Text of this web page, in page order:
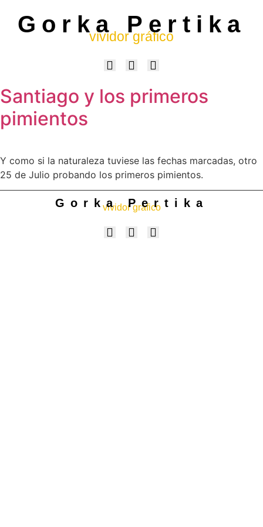
Gorka Pertika
vividor gráfico
Santiago y los primeros
pimientos
Y como si la naturaleza tuviese las fechas marcadas, otro
25 de Julio probando los primeros pimientos.
Gorka Pertika
vividor gráfico